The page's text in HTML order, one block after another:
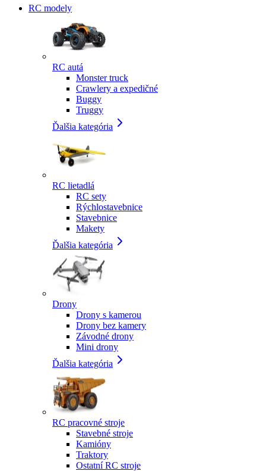
RC modely
RC autá
Monster truck
Crawlery a expedičné
Buggy
Truggy
Ďalšia kategória
RC lietadlá
RC sety
Rýchlostavebnice
Stavebnice
Makety
Ďalšia kategória
Drony
Drony s kamerou
Drony bez kamery
Závodné drony
Mini drony
Ďalšia kategória
RC pracovné stroje
Stavebné stroje
Kamióny
Traktory
Ostatní RC stroje